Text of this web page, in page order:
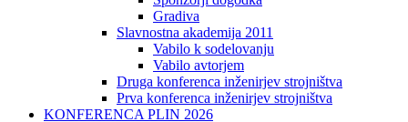
Gradiva
Slavnostna akademija 2011
Vabilo k sodelovanju
Vabilo avtorjem
Druga konferenca inženirjev strojništva
Prva konferenca inženirjev strojništva
KONFERENCA PLIN 2026